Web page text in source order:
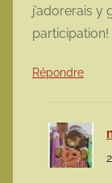
j’adorerais
participation!
Répondre